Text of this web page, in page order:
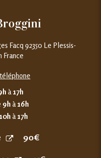
Facq 92350 Le Plessis-
France
à17h
9h à16h
à17h
90€